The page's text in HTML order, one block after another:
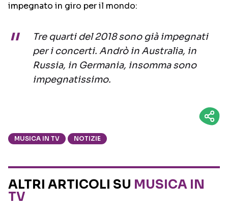
impegnato in giro per il mondo:
Tre quarti del 2018 sono già impegnati
per i concerti. Andrò in Australia, in
Russia, in Germania, insomma sono
impegnatissimo.
MUSICA IN TV NOTIZIE
ALTRI ARTICOLI SU MUSICA IN
TV